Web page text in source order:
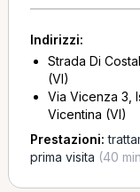
Indirizzi:
Strada Di
(VI)
Via Vicenza 3,
Vicentina (VI)
Prestazioni:
prima visita (40